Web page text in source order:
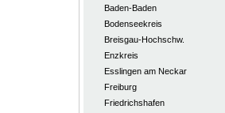
Baden-Baden
Bodenseekreis
Breisgau-Hochschw.
Enzkreis
Esslingen am Neckar
Freiburg
Friedrichshafen